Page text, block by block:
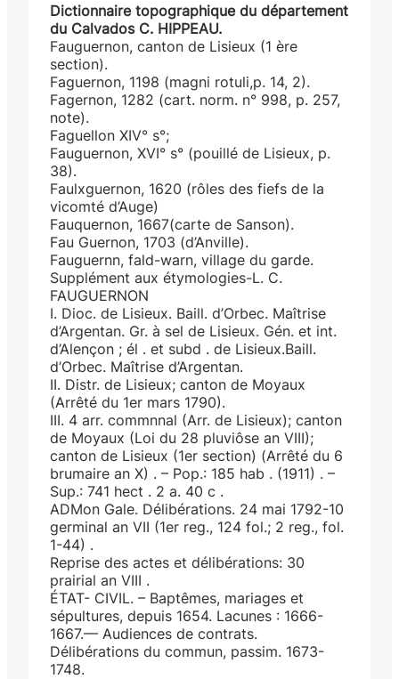
Dictionnaire topographique du département
du Calvados C. HIPPEAU.
Fauguernon, canton de Lisieux (1 ère
section).
Faguernon, 1198 (magni rotuli,p. 14, 2).
Fagernon, 1282 (cart. norm. n° 998, p. 257,
note).
Faguellon XIV° s°;
Fauguernon, XVI° s° (pouillé de Lisieux, p.
38).
Faulxguernon, 1620 (rôles des fiefs de la
vicomté d’Auge)
Fauquernon, 1667(carte de Sanson).
Fau Guernon, 1703 (d’Anville).
Fauguernn, fald-warn, village du garde.
Supplément aux étymologies-L. C.
FAUGUERNON
I. Dioc. de Lisieux. Baill. d’Orbec. Maîtrise
d’Argentan. Gr. à sel de Lisieux. Gén. et int.
d’Alençon ; él . et subd . de Lisieux.Baill.
d’Orbec. Maîtrise d’Argentan.
II. Distr. de Lisieux; canton de Moyaux
(Arrêté du 1er mars 1790).
III. 4 arr. commnnal (Arr. de Lisieux); canton
de Moyaux (Loi du 28 pluviôse an VIII);
canton de Lisieux (1er section) (Arrêté du 6
brumaire an X) . – Pop.: 185 hab . (1911) . –
Sup.: 741 hect . 2 a. 40 c .
ADMon Gale. Délibérations. 24 mai 1792-10
germinal an VII (1er reg., 124 fol.; 2 reg., fol.
1-44) .
Reprise des actes et délibérations: 30
prairial an VIII .
ÉTAT- CIVIL. – Baptêmes, mariages et
sépultures, depuis 1654. Lacunes : 1666-
1667.— Audiences de contrats.
Délibérations du commun, passim. 1673-
1748.